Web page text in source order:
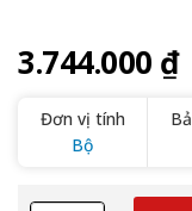
3.744.000 ₫
Đơn vị tính
Bộ